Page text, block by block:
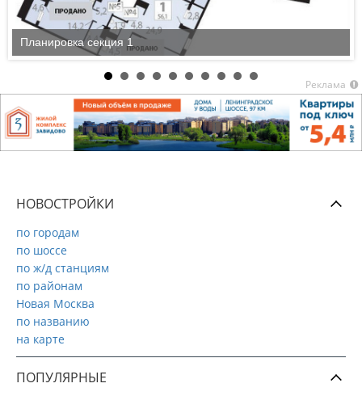
Планировка секция 1
Реклама
НОВОСТРОЙКИ
по городам
по шоссе
по ж/д станциям
по районам
Новая Москва
по названию
на карте
ПОПУЛЯРНЫЕ